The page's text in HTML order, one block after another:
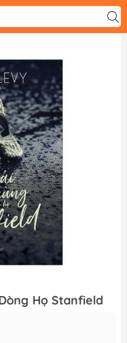
Họ Stanfield